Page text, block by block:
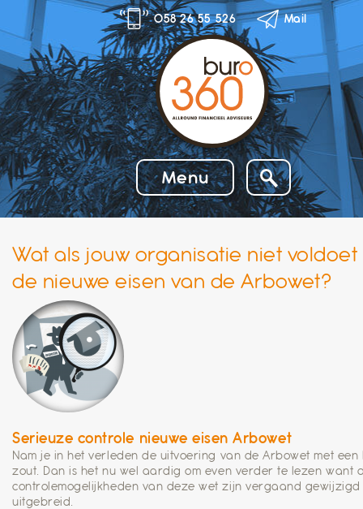
content
058 26 55 526 Mail
Menu
Wat als jouw organisatie niet
de nieuwe eisen van de Arbowet?
Serieuze controle nieuwe eisen Arbowet
Nam je in het verleden de uitvoering van de Arbowet met een
zout. Dan is het nu wel aardig om even verder te lezen want
controlemogelijkheden van deze wet zijn vergaand gewijzigd
uitgebreid.